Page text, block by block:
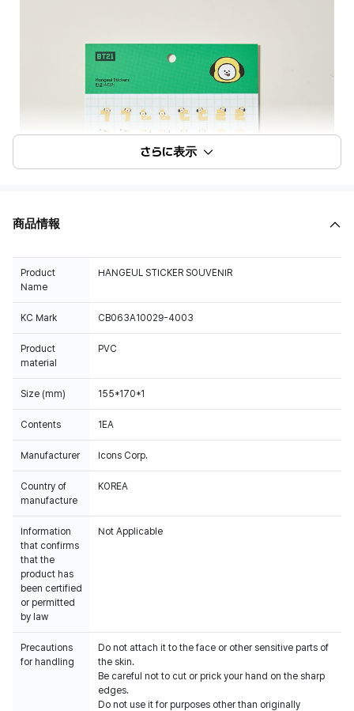
さらに表示
商品情報
Product
Name
HANGEUL STICKER SOUVENIR
KC Mark CB063A10029-4003
Product
material
PVC
Size (mm) 155*170*1
Contents 1EA
Manufacturer Icons Corp.
Country of
manufacture
KOREA
Information
that confirms
that the
product has
been certified
or permitted
by law
Not Applicable
Precautions
for handling
Do not attach it to the face or other sensitive parts of
the skin.
Be careful not to cut or prick your hand on the sharp
edges.
Do not use it for purposes other than originally